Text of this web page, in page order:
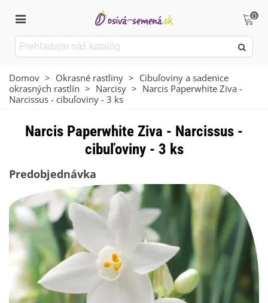
0
Domov > Okrasné rastliny > Cibuľoviny a sadenice
okrasných rastlín > Narcisy > Narcis Paperwhite Ziva -
Narcissus - cibuľoviny - 3 ks
Narcis Paperwhite Ziva - Narcissus -
cibuľoviny - 3 ks
Predobjednávka